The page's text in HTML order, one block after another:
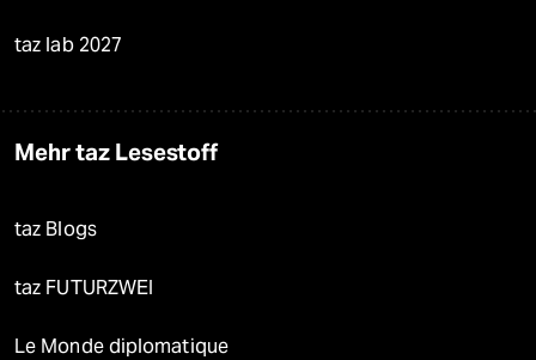
taz lab 2027
Mehr taz Lesestoff
taz Blogs
taz FUTURZWEI
Le Monde diplomatique